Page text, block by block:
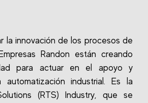
la innovación de los procesos de
Randon están creando
para actuar en el apoyo y
industrial. Es la
(RTS) Industry, que se